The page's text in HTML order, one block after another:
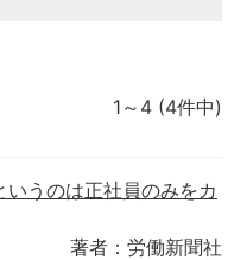
1～4 (4件中)
うのは正社員のみをカ
著者：労働新聞社